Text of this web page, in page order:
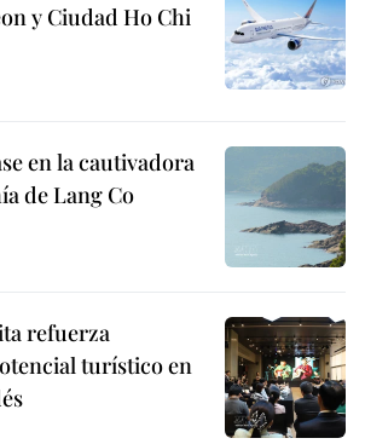
y Ciudad Ho Chi
en la cautivadora
de Lang Co
refuerza
turístico en